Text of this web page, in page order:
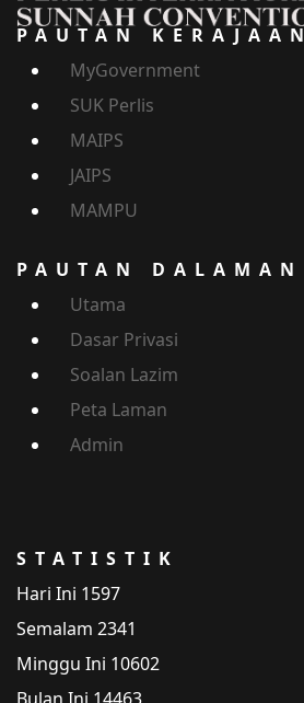
PAUTAN KERAJAAN
MyGovernment
SUK Perlis
MAIPS
JAIPS
MAMPU
PAUTAN DALAMAN
Utama
Dasar Privasi
Soalan Lazim
Peta Laman
Admin
STATISTIK
Hari Ini 1597
Semalam 2341
Minggu Ini 10602